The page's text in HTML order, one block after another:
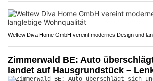
Weltew Diva Home GmbH vereint modernes Design und
Zimmerwald BE: Auto
landet auf Hausgrundstück –